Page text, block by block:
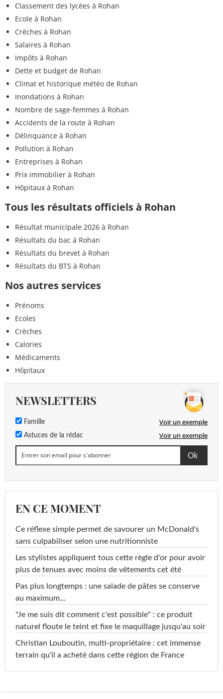
Classement des lycées à Rohan
Ecole à Rohan
Crèches à Rohan
Salaires à Rohan
Impôts à Rohan
Dette et budget de Rohan
Climat et historique météo de Rohan
Inondations à Rohan
Nombre de sage-femmes à Rohan
Accidents de la route à Rohan
Délinquance à Rohan
Pollution à Rohan
Entreprises à Rohan
Prix immobilier à Rohan
Hôpitaux à Rohan
Tous les résultats officiels à Rohan
Résultat municipale 2026 à Rohan
Résultats du bac à Rohan
Résultats du brevet à Rohan
Résultats du BTS à Rohan
Nos autres services
Prénoms
Ecoles
Crèches
Calories
Médicaments
Hôpitaux
NEWSLETTERS
Famille Voir un exemple
Astuces de la rédac Voir un exemple
EN CE MOMENT
Ce réflexe simple permet de savourer un McDonald's
sans culpabiliser selon une nutritionniste
Les stylistes appliquent tous cette règle d'or pour avoir
plus de tenues avec moins de vêtements cet été
Pas plus longtemps : une salade de pâtes se conserve
au maximum...
"Je me suis dit comment c'est possible" : ce produit
naturel floute le teint et fixe le maquillage jusqu'au soir
Christian Louboutin, multi-propriétaire : cet immense
terrain qu'il a acheté dans cette région de France